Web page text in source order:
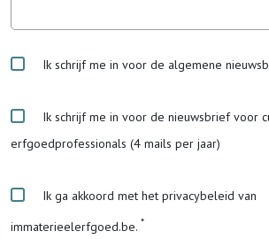
Ik schrijf me in voor de algemene
Ik schrijf me in voor de nieuwsbrief voor
erfgoedprofessionals (4 mails per jaar)
Ik ga akkoord met het privacybeleid van
immaterieelerfgoed.be.